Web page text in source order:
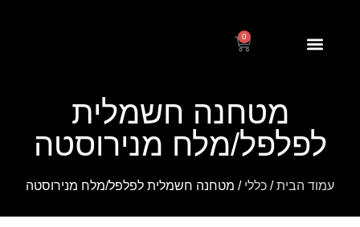
0
מטחנה חשמלית
לפלפל/מלח מנירוסטה
עמוד הבית/ כללי / מטחנה חשמלית לפלפל/מלח מנירוסטה